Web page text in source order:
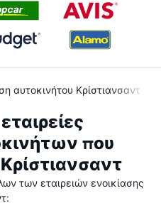
αυτοκινήτου Κρίστιανσαντ
που
των εταιρειών ενοικίασης